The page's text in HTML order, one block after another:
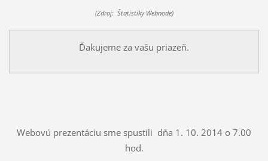
(Zdroj: Štatistiky Webnode)
Ďakujeme za vašu priazeň.
Webovú prezentáciu sme spustili dňa 1. 10. 2014 o 7.00
hod.